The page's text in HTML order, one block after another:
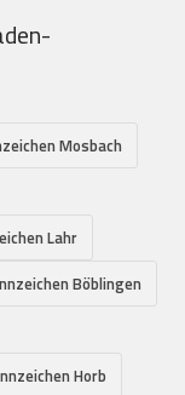
Mosbach
Lahr
Böblingen
Horb